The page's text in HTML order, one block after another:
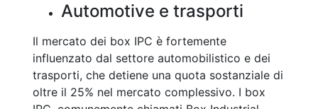
Automotive e trasporti
Il mercato dei box IPC è fortemente
influenzato dal settore automobilistico e dei
trasporti, che detiene una quota sostanziale di
oltre il 25% nel mercato complessivo. I box